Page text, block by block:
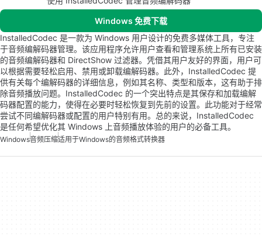
Windows 免费下载
InstalledCodec 是一款为 Windows 用户设计的免费多媒体工具，专注
于音频编解码器管理。该应用程序允许用户查看和管理系统上所有已安装
的音频编解码器和 DirectShow 过滤器。凭借其用户友好的界面，用户可
以根据需要轻松启用、禁用或卸载编解码器。此外，InstalledCodec 提
供有关每个编解码器的详细信息，例如其名称、类型和版本，这有助于排
除音频播放问题。InstalledCodec 的一个突出特点是其保存和加载编解
码器配置的能力，使得在必要时轻松恢复到先前的设置。此功能对于经常
尝试不同编解码器或配置的用户特别有用。总的来说，InstalledCodec
是任何希望优化其 Windows 上音频播放体验的用户的必备工具。
Windows音频压缩适用于Windows的音频格式转换器